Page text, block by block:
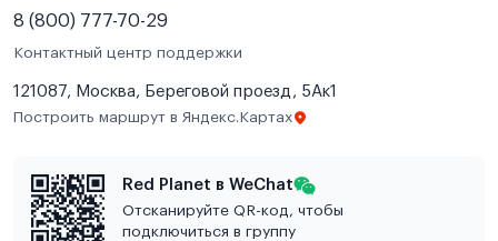
8 (800) 777-70-29
Контактный центр поддержки
121087, Москва, Береговой проезд, 5Ак1
Построить маршрут в Яндекс.Картах
Red Planet в WeChat
Отсканируйте QR-код, чтобы
подключиться в группу